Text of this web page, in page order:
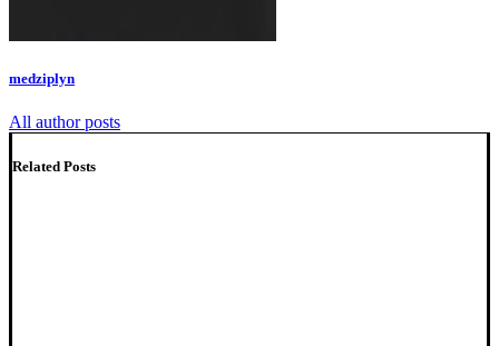
medziplyn
All author posts
Related Posts